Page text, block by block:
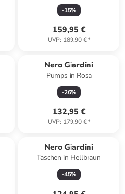
-15%
159,95 €
UVP: 189,90 €*
Nero Giardini
Pumps in Rosa
-26%
132,95 €
UVP: 179,90 €*
Nero Giardini
Taschen in Hellbraun
-45%